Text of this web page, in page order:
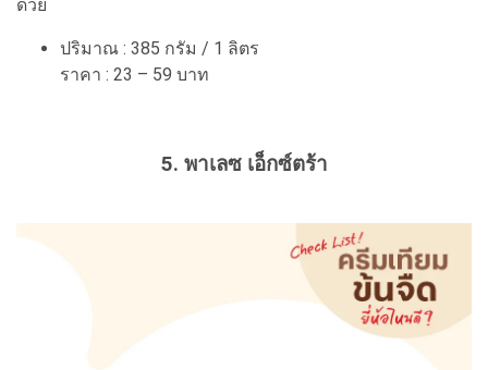
ด้วย
ปริมาณ : 385 กรัม / 1 ลิตร
ราคา : 23 – 59 บาท
5. พาเลซ เอ็กซ์ตร้า